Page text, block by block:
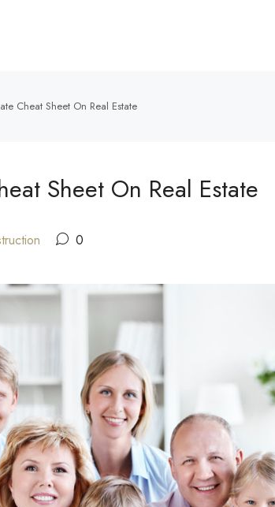
Cheat Sheet On Real Estate
Sheet On Real Estate
0